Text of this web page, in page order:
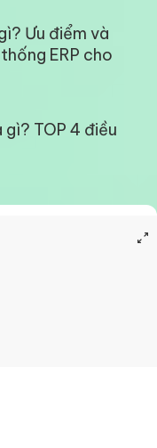
Ưu điểm và
ERP cho
gì? TOP 4 điều